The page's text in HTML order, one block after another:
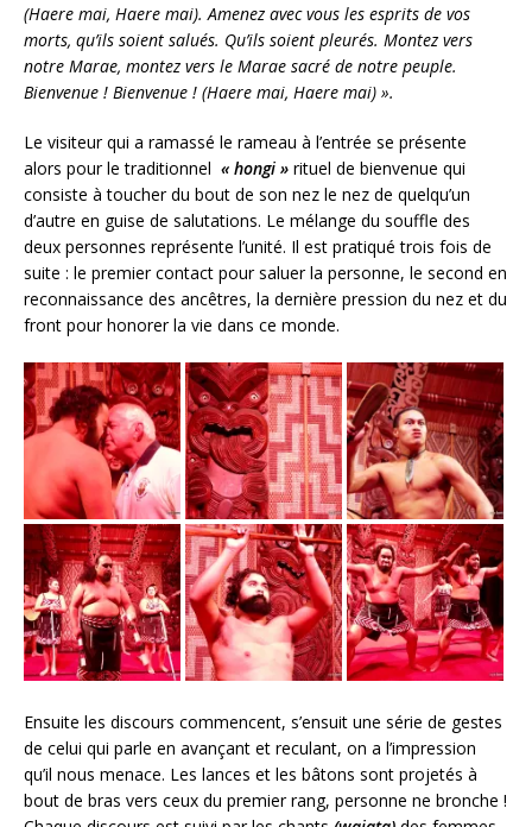
(Haere mai, Haere mai). Amenez avec vous les esprits de vos
morts, qu’ils soient salués. Qu’ils soient pleurés. Montez vers
notre Marae, montez vers le Marae sacré de notre peuple.
Bienvenue ! Bienvenue ! (Haere mai, Haere mai) ».
Le visiteur qui a ramassé le rameau à l’entrée se présente
alors pour le traditionnel « hongi » rituel de bienvenue qui
consiste à toucher du bout de son nez le nez de quelqu’un
d’autre en guise de salutations. Le mélange du souffle des
deux personnes représente l’unité. Il est pratiqué trois fois de
suite : le premier contact pour saluer la personne, le second en
reconnaissance des ancêtres, la dernière pression du nez et du
front pour honorer la vie dans ce monde.
Ensuite les discours commencent, s’ensuit une série de gestes
de celui qui parle en avançant et reculant, on a l’impression
qu’il nous menace. Les lances et les bâtons sont projetés à
bout de bras vers ceux du premier rang, personne ne bronche !